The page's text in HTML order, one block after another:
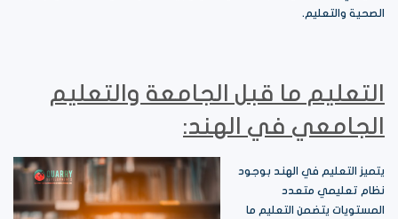
الصحية والتعليم.
التعليم ما قبل الجامعة والتعليم
الجامعي في الهند:
يتميز التعليم في الهند بوجود
نظام تعليمي متعدد
المستويات يتضمن التعليم ما